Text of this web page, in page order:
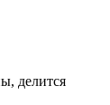
делится